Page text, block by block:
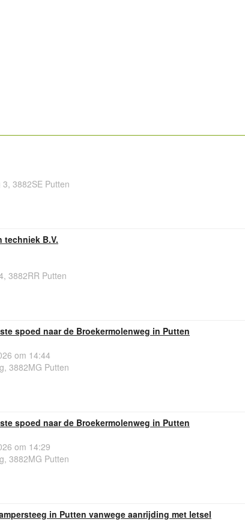
3882SE Putten
techniek B.V.
3882RR Putten
spoed naar de Broekermolenweg in Putten
om 14:44
3882MG Putten
spoed naar de Broekermolenweg in Putten
om 14:29
3882MG Putten
in Putten vanwege aanrijding met letsel